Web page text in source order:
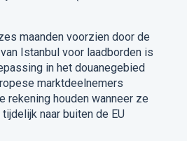
maanden voorzien door de
van Istanbul voor laadborden is
in het douanegebied
marktdeelnemers
rekening houden wanneer ze
tijdelijk naar buiten de EU